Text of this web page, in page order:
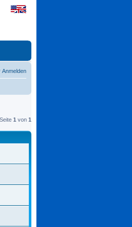
Anmelden
1 von 1